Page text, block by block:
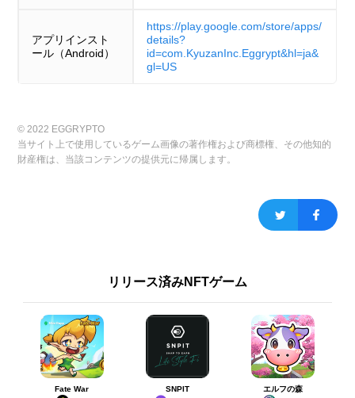
アプリインスト
ール（Android）
https://play.google.com/store/apps/
details?
id=com.KyuzanInc.Eggrypt&hl=ja&
gl=US
© 2022 EGGRYPTO
当サイト上で使用しているゲーム画像の著作権および商標権、その他知的
財産権は、当該コンテンツの提供元に帰属します。
リリース済みNFTゲーム
Fate War
SNPIT
エルフの森